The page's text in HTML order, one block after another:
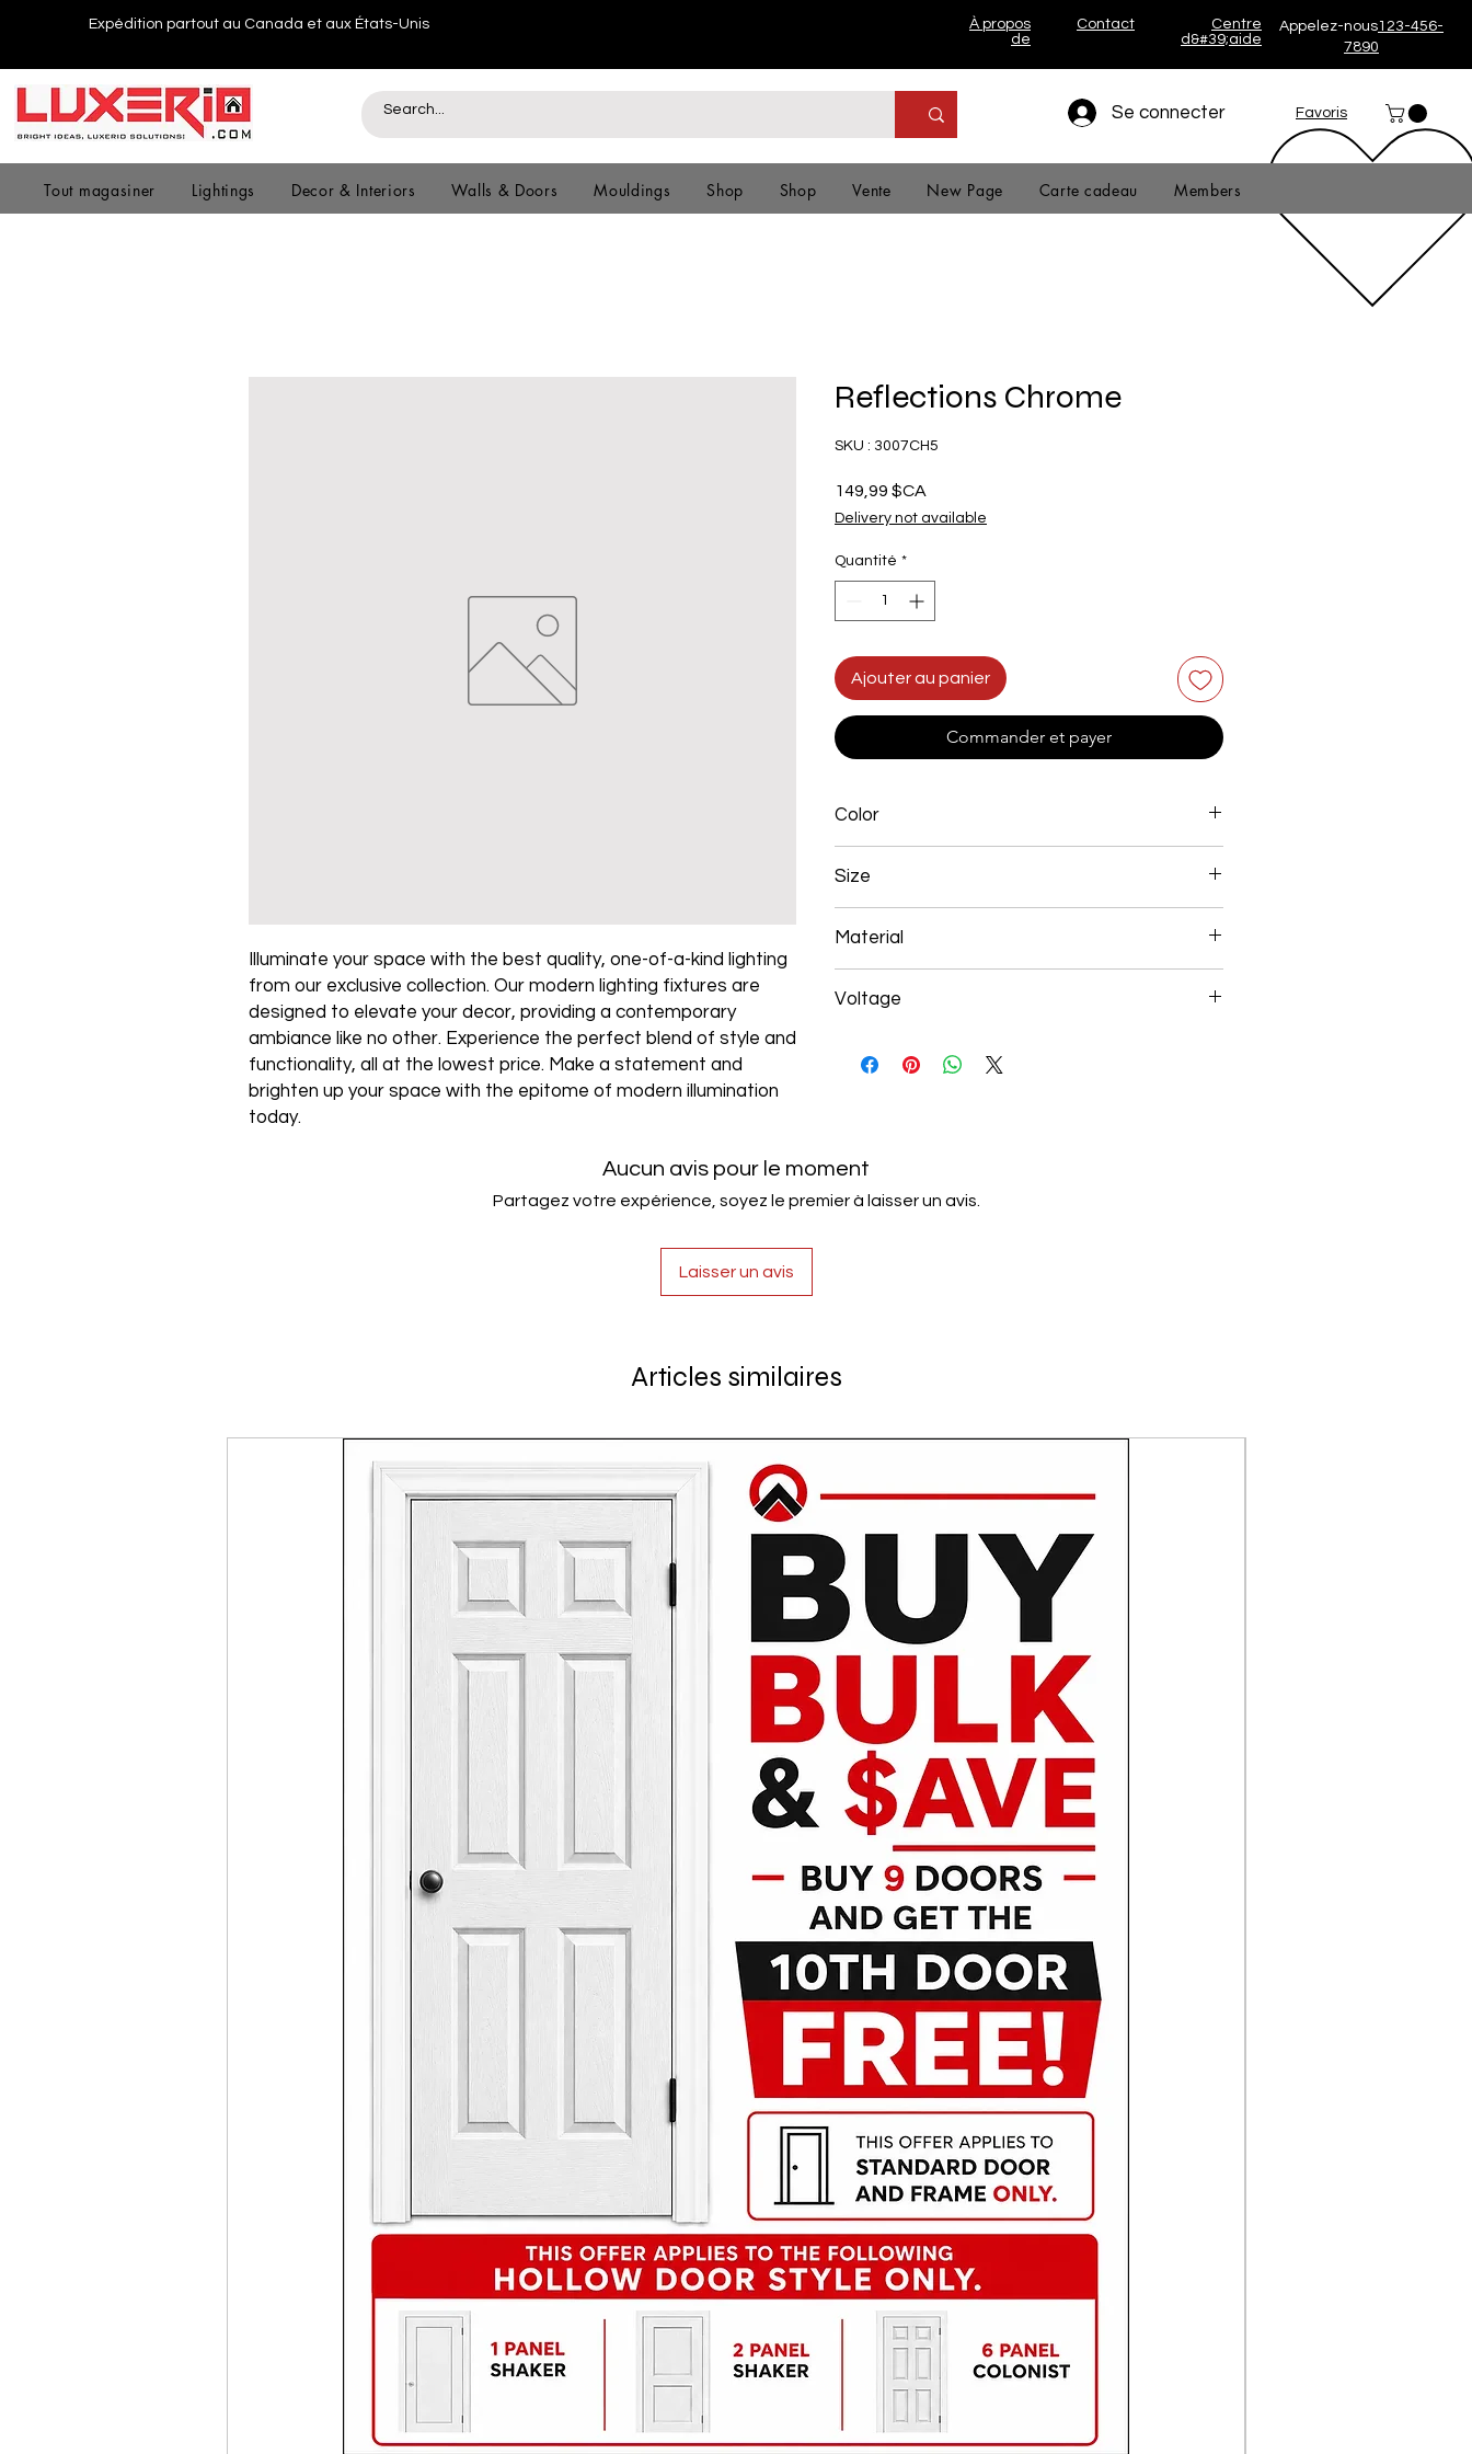
Expédition partout au Canada et aux États-Unis
À propos
de
Contact
Centre
d&#39;aide
Appelez-nous123-456-
7890
Se connecter Favoris
Tout magasiner Lightings Decor & Interiors Walls & Doors Mouldings Shop Shop Vente New Page Carte cadeau Members
Illuminate your space with the best quality, one-of-a-kind lighting
from our exclusive collection. Our modern lighting fixtures are
designed to elevate your decor, providing a contemporary
ambiance like no other. Experience the perfect blend of style and
functionality, all at the lowest price. Make a statement and
brighten up your space with the epitome of modern illumination
today.
Reflections Chrome
SKU : 3007CH5
149,99 $CA
Delivery not available
Quantité *
Ajouter au panier
Commander et payer
Color
Size
Material
Voltage
Aucun avis pour le moment
Partagez votre expérience, soyez le premier à laisser un avis.
Laisser un avis
Articles similaires